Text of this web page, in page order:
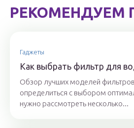
РЕКОМЕНДУЕМ
Гаджеты
Как выбрать фильтр для
Обзор лучших моделей
определиться с выбором
нужно рассмотреть несколько...